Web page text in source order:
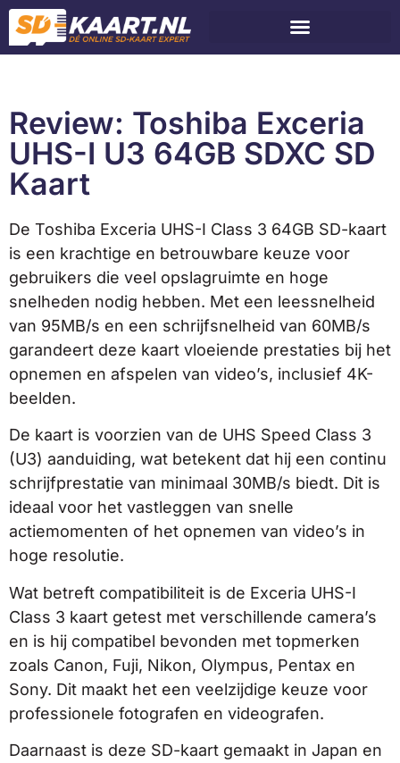
Review: Toshiba Exceria
UHS-I U3 64GB SDXC SD
Kaart
De Toshiba Exceria UHS-I Class 3 64GB SD-kaart
is een krachtige en betrouwbare keuze voor
gebruikers die veel opslagruimte en hoge
snelheden nodig hebben. Met een leessnelheid
van 95MB/s en een schrijfsnelheid van 60MB/s
garandeert deze kaart vloeiende prestaties bij het
opnemen en afspelen van video’s, inclusief 4K-
beelden.
De kaart is voorzien van de UHS Speed Class 3
(U3) aanduiding, wat betekent dat hij een continu
schrijfprestatie van minimaal 30MB/s biedt. Dit is
ideaal voor het vastleggen van snelle
actiemomenten of het opnemen van video’s in
hoge resolutie.
Wat betreft compatibiliteit is de Exceria UHS-I
Class 3 kaart getest met verschillende camera’s
en is hij compatibel bevonden met topmerken
zoals Canon, Fuji, Nikon, Olympus, Pentax en
Sony. Dit maakt het een veelzijdige keuze voor
professionele fotografen en videografen.
Daarnaast is deze SD-kaart gemaakt in Japan en